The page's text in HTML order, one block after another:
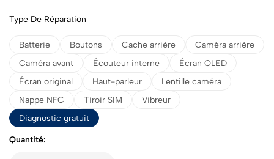
Type De Réparation
Batterie Boutons Cache arrière
Caméra arrière
Caméra avant
Écouteur interne
Écran OLED
Écran original
Haut-parleur
Lentille caméra
Nappe NFC
Tiroir SIM
Vibreur
Diagnostic gratuit
Quantité: